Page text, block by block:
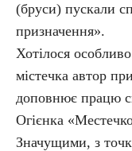
(бруси) пускали
призначення».
Хотілося
містечка автор
доповнює працю
Огієнка
Значущими, з